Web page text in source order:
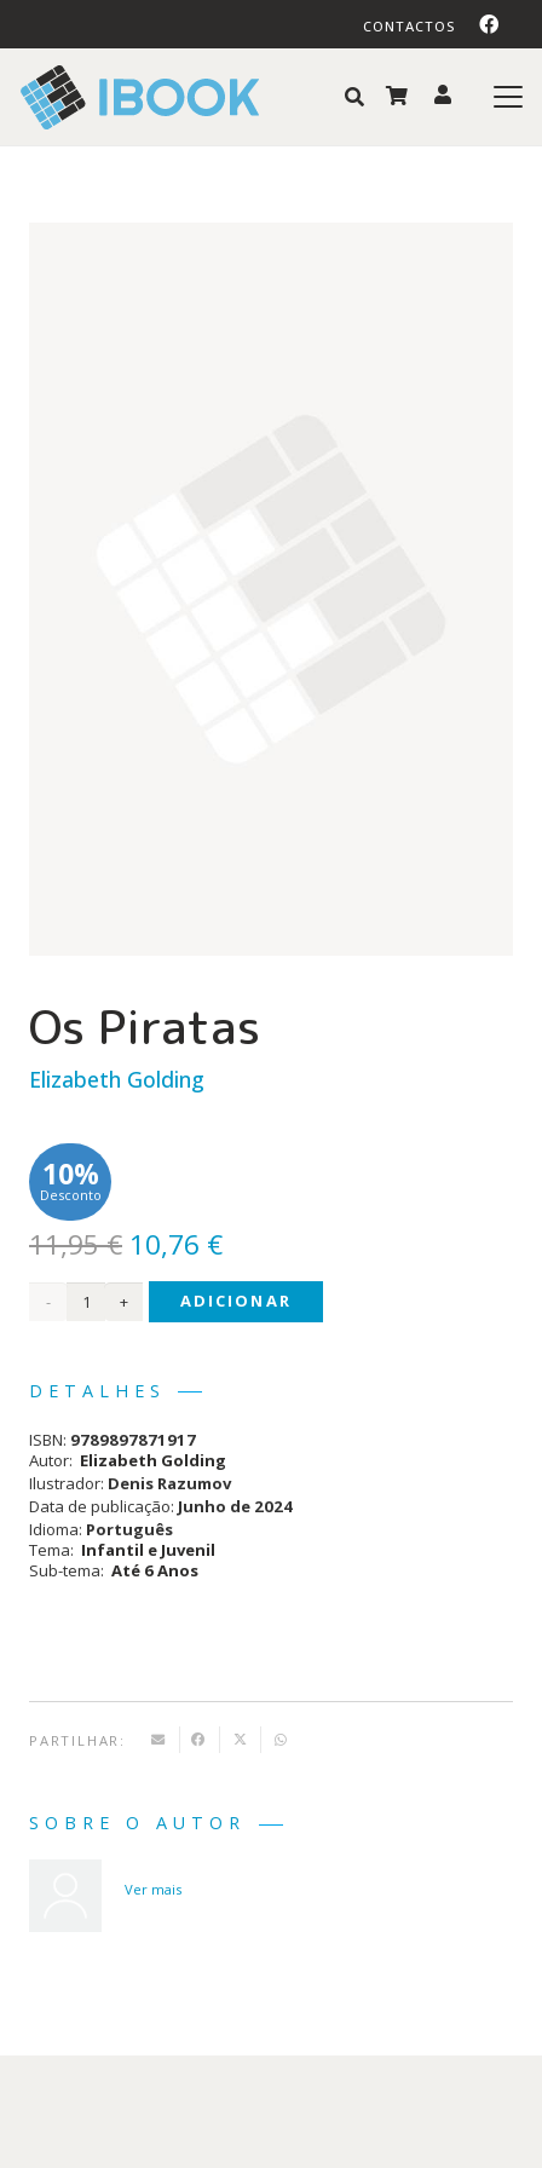
CONTACTOS
Os Piratas
Elizabeth Golding
10%
Desconto
11,95€ O
preço
original
11,95 €.
10,76 €O
preço
atual
Quantidade
ADICIONAR
DETALHES
ISBN: 9789897871917
Autor: Elizabeth Golding
Ilustrador: Denis Razumov
Data de publicação: Junho de 2024
Idioma: Português
Tema: Infantil e Juvenil
Sub-tema: Até 6 Anos
PARTILHAR:
SOBRE O AUTOR
Ver mais